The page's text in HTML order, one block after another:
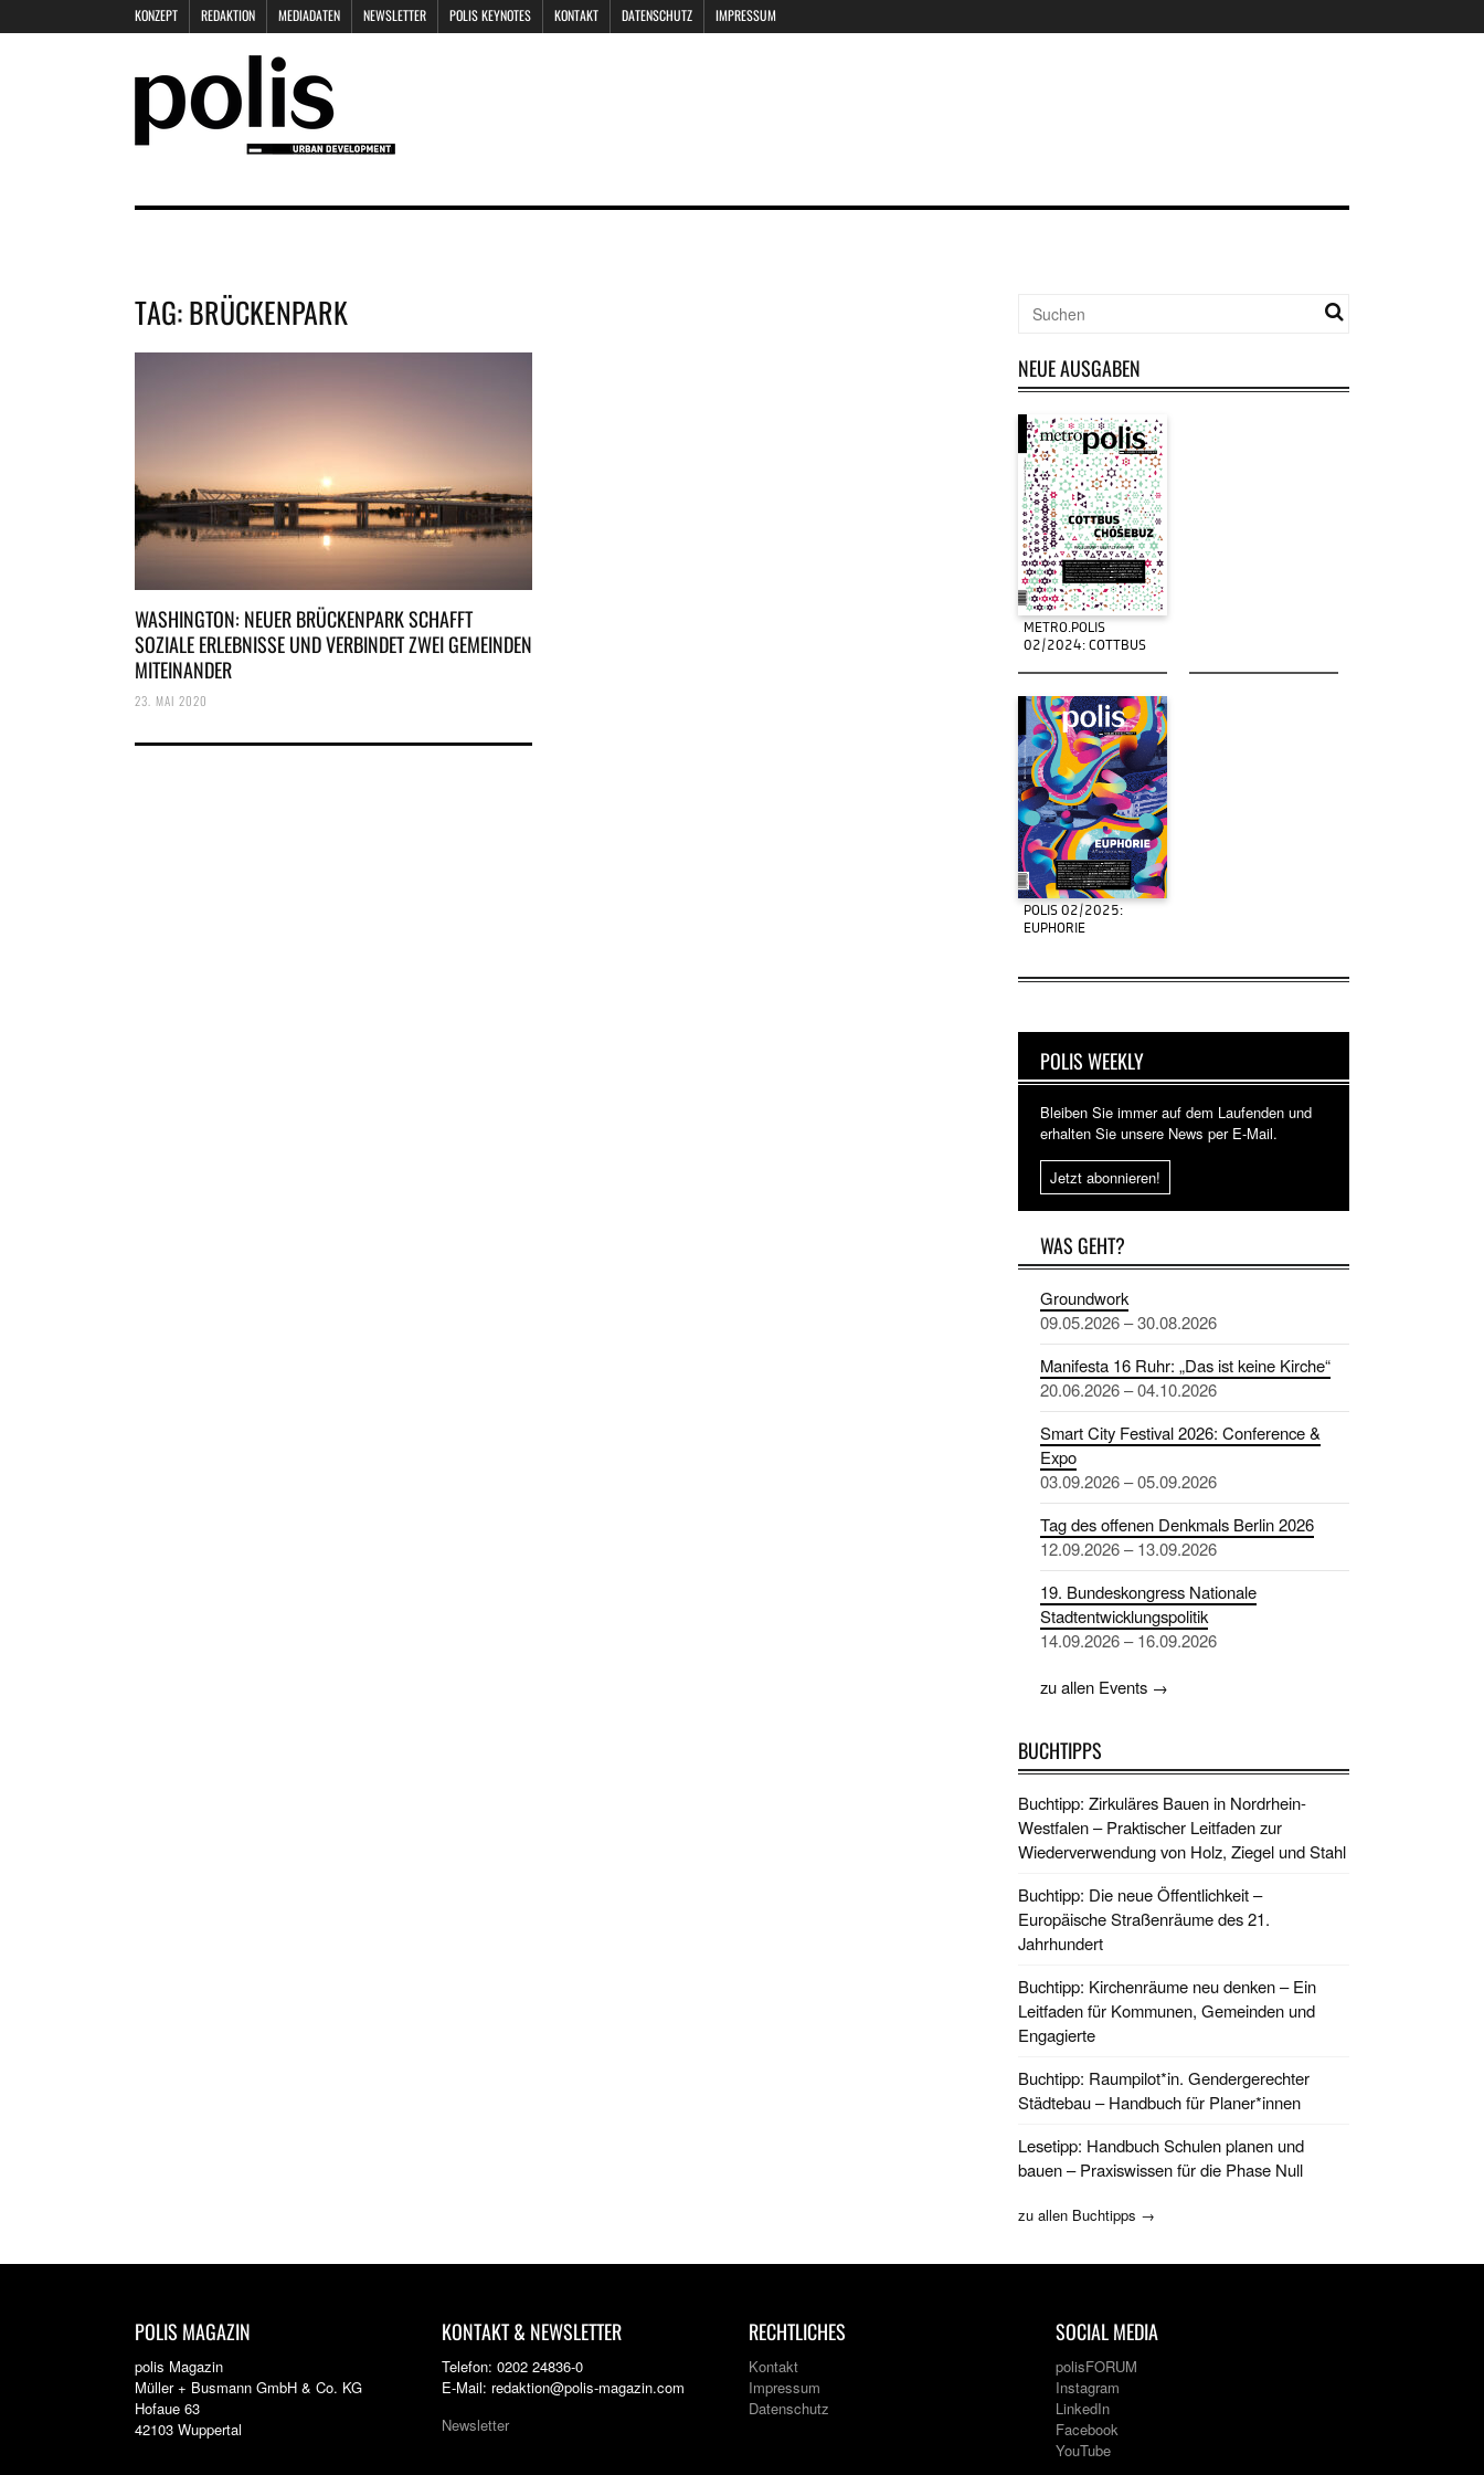
KONZEPT REDAKTION MEDIADATEN NEWSLETTER POLIS KEYNOTES KONTAKT DATENSCHUTZ IMPRESSUM
TAG:BRÜCKENPARK
WASHINGTON: NEUER BRÜCKENPARK SCHAFFT
SOZIALE ERLEBNISSE UND VERBINDET ZWEI GEMEINDEN
MITEINANDER
23. MAI 2020
NEUE AUSGABEN
METRO.POLIS
02/2024: COTTBUS
POLIS 02/2025:
EUPHORIE
POLIS WEEKLY
Bleiben Sie immer auf dem Laufenden und
erhalten Sie unsere News per E-Mail.
Jetzt abonnieren!
WAS GEHT?
Groundwork
09.05.2026 – 30.08.2026
Manifesta 16 Ruhr: „Das ist keine Kirche“
20.06.2026 – 04.10.2026
Smart City Festival 2026: Conference &
Expo
03.09.2026 – 05.09.2026
Tag des offenen Denkmals Berlin 2026
12.09.2026 – 13.09.2026
19. Bundeskongress Nationale
Stadtentwicklungspolitik
14.09.2026 – 16.09.2026
zu allen Events →
BUCHTIPPS
Buchtipp: Zirkuläres Bauen in Nordrhein-
Westfalen – Praktischer Leitfaden zur
Wiederverwendung von Holz, Ziegel und Stahl
Buchtipp: Die neue Öffentlichkeit –
Europäische Straßenräume des 21.
Jahrhundert
Buchtipp: Kirchenräume neu denken – Ein
Leitfaden für Kommunen, Gemeinden und
Engagierte
Buchtipp: Raumpilot*in. Gendergerechter
Städtebau – Handbuch für Planer*innen
Lesetipp: Handbuch Schulen planen und
bauen – Praxiswissen für die Phase Null
zu allen Buchtipps →
POLIS MAGAZIN
polis Magazin
Müller + Busmann GmbH & Co. KG
Hofaue 63
42103 Wuppertal
KONTAKT & NEWSLETTER
Telefon: 0202 24836-0
E-Mail: redaktion@polis-magazin.com
Newsletter
RECHTLICHES
Kontakt
Impressum
Datenschutz
SOCIAL MEDIA
polisFORUM
Instagram
LinkedIn
Facebook
YouTube